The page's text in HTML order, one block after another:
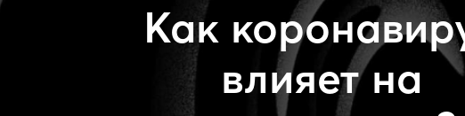
Как
влияет на